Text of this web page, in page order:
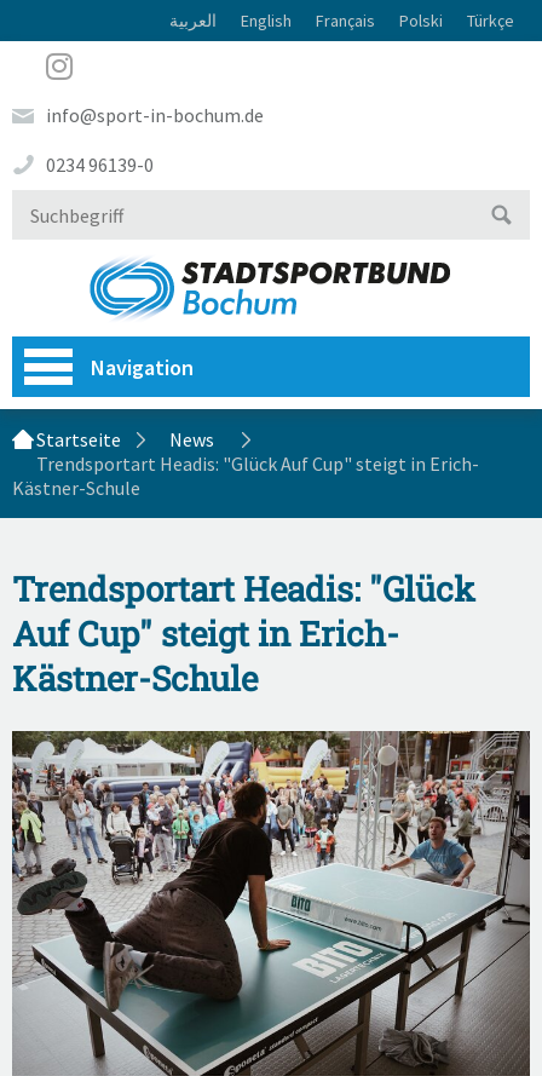
العربية English Français Polski Türkçe
info@sport-in-bochum.de
0234 96139-0
Navigation
Startseite
News
Trendsportart Headis: "Glück Auf Cup" steigt in Erich-
Kästner-Schule
Trendsportart Headis: "Glück
Auf Cup" steigt in Erich-
Kästner-Schule